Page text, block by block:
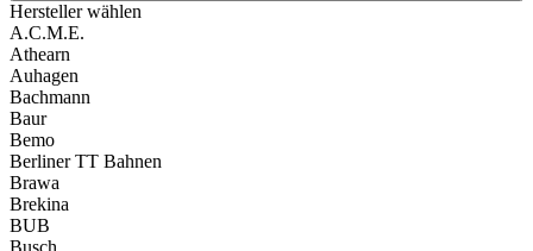
Hersteller wählen
A.C.M.E.
Athearn
Auhagen
Bachmann
Baur
Bemo
Berliner TT Bahnen
Brawa
Brekina
BUB